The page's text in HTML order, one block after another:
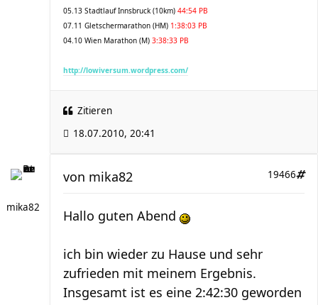
05.13 Stadtlauf Innsbruck (10km) 44:54 PB
07.11 Gletschermarathon (HM) 1:38:03 PB
04.10 Wien Marathon (M) 3:38:33 PB
http://lowiversum.wordpress.com/
Zitieren
18.07.2010, 20:41
mika82
19466
von mika82
Hallo guten Abend
ich bin wieder zu Hause und sehr
zufrieden mit meinem Ergebnis.
Insgesamt ist es eine 2:42:30 geworden